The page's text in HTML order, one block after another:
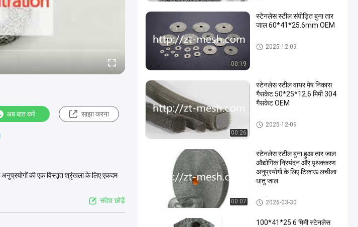
अब बात करें साझा करना
अनुप्रयोगों की एक विस्तृत श्रृंखला के लिए एकदम
संदेश छोड़ें
00:19
स्टेनलेस स्टील संपीड़ित बुना तार
जाल 60*41*25.6mm OEM
संपीड़ित बुना हुआ तार जाल
2025-12-09
00:26
स्टेनलेस स्टील वायर मेष निकास
गैसकेट 50*25*12.6 मिमी 304
गैसकेट OEM
संपीड़ित बुना हुआ तार जाल
2025-12-09
00:07
स्टेनलेस स्टील बुना हुआ तार जाल
औद्योगिक निस्पंदन और पृथक्करण
अनुप्रयोगों के लिए टिकाऊ लचीला
धातु जाल
संपीड़ित बुना हुआ तार जाल
2026-03-30
100*41*25.6 मिमी स्टेनलेस